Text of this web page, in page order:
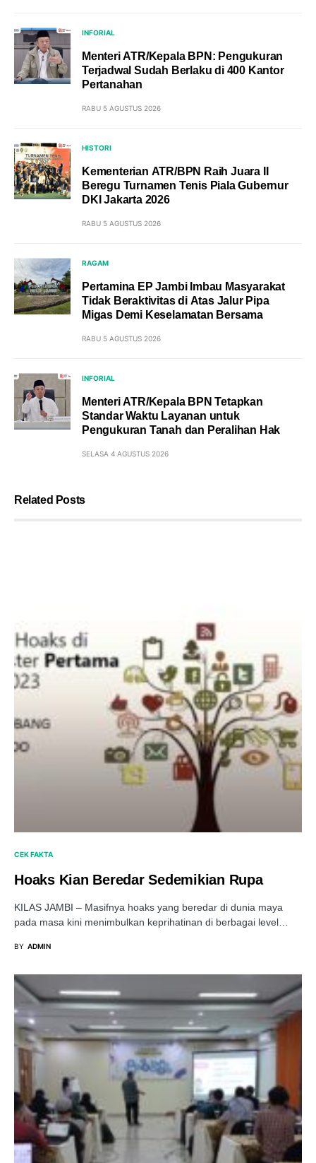
INFORIAL
Menteri ATR/Kepala BPN: Pengukuran
Terjadwal Sudah Berlaku di 400 Kantor
Pertanahan
RABU 5 AGUSTUS 2026
HISTORI
Kementerian ATR/BPN Raih Juara II
Beregu Turnamen Tenis Piala Gubernur
DKI Jakarta 2026
RABU 5 AGUSTUS 2026
RAGAM
Pertamina EP Jambi Imbau Masyarakat
Tidak Beraktivitas di Atas Jalur Pipa
Migas Demi Keselamatan Bersama
RABU 5 AGUSTUS 2026
INFORIAL
Menteri ATR/Kepala BPN Tetapkan
Standar Waktu Layanan untuk
Pengukuran Tanah dan Peralihan Hak
SELASA 4 AGUSTUS 2026
Related Posts
CEK FAKTA
Hoaks Kian Beredar Sedemikian Rupa
KILAS JAMBI – Masifnya hoaks yang beredar di dunia maya
pada masa kini menimbulkan keprihatinan di berbagai level…
BY ADMIN